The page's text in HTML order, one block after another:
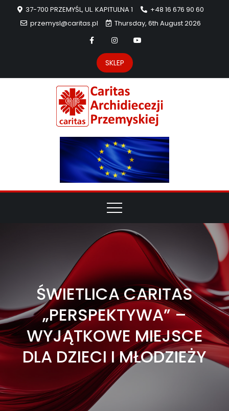
37-700 PRZEMYŚL, UL. KAPITULNA 1
+48 16 676 90 60
przemysl@caritas.pl
Thursday, 6th August 2026
SKLEP
ŚWIETLICA CARITAS
„PERSPEKTYWA” –
WYJĄTKOWE MIEJSCE
DLA DZIECI I MŁODZIEŻY